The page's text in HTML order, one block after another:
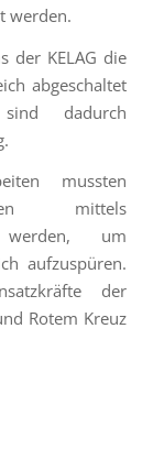
werden.
der KELAG die
abgeschaltet
dadurch
mussten
mittels
werden, um
aufzuspüren.
der
Rotem Kreuz